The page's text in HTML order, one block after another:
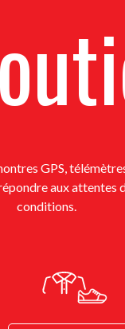
GPS,
aux
conditions.